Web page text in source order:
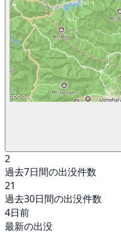
2
過去7日間の出没件数
21
過去30日間の出没件数
4日前
最新の出没